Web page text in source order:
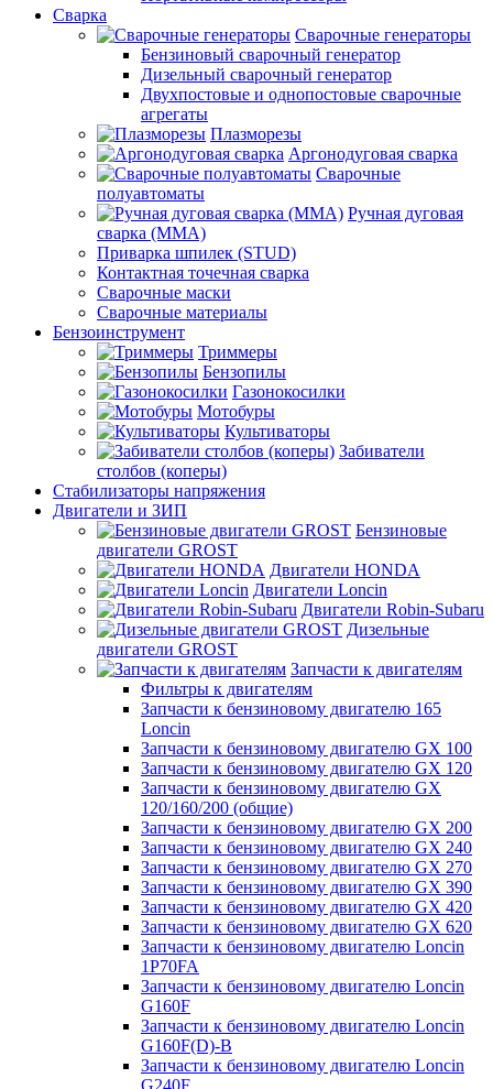
Сварка
Сварочные генераторы
Бензиновый сварочный генератор
Дизельный сварочный генератор
Двухпостовые и однопостовые сварочные
агрегаты
Плазморезы
Аргонодуговая сварка
Сварочные
полуавтоматы
Ручная дуговая
сварка (ММА)
Приварка шпилек (STUD)
Контактная точечная сварка
Сварочные маски
Сварочные материалы
Бензоинструмент
Триммеры
Бензопилы
Газонокосилки
Мотобуры
Культиваторы
Забиватели
столбов (коперы)
Стабилизаторы напряжения
Двигатели и ЗИП
Бензиновые
двигатели GROST
Двигатели HONDA
Двигатели Loncin
Двигатели Robin-Subaru
Дизельные
двигатели GROST
Запчасти к двигателям
Фильтры к двигателям
Запчасти к бензиновому двигателю 165
Loncin
Запчасти к бензиновому двигателю GX 100
Запчасти к бензиновому двигателю GX 120
Запчасти к бензиновому двигателю GX
120/160/200 (общие)
Запчасти к бензиновому двигателю GX 200
Запчасти к бензиновому двигателю GX 240
Запчасти к бензиновому двигателю GX 270
Запчасти к бензиновому двигателю GX 390
Запчасти к бензиновому двигателю GX 420
Запчасти к бензиновому двигателю GX 620
Запчасти к бензиновому двигателю Loncin
1P70FA
Запчасти к бензиновому двигателю Loncin
G160F
Запчасти к бензиновому двигателю Loncin
G160F(D)-B
Запчасти к бензиновому двигателю Loncin
G240F